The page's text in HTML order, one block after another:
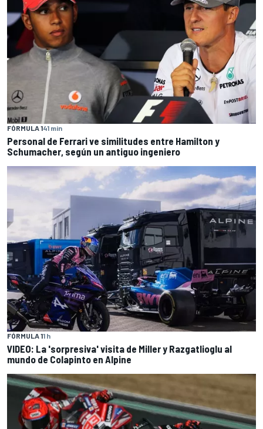
FÓRMULA 141 min
Personal de Ferrari ve similitudes entre Hamilton y
Schumacher, según un antiguo ingeniero
FÓRMULA 11 h
VIDEO: La 'sorpresiva' visita de Miller y Razgatlioglu al
mundo de Colapinto en Alpine